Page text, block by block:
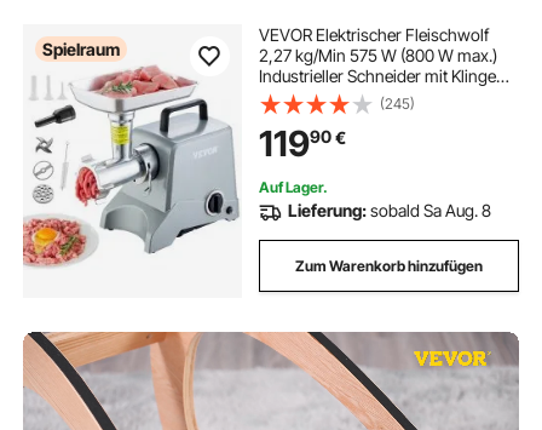
Spielraum
VEVOR Elektrischer Fleischwolf
2,27 kg/Min 575 W (800 W max.)
Industrieller Schneider mit Klinge
(4,5 mm) & Mahlplatte &
Wurstfüllklinge & 3 Röhren,
kommerzieller Fleischschneider
aus Aluminium
(245)
11990€
Auf Lager.
Lieferung:sobald Sa Aug. 8
Zum Warenkorb hinzufügen